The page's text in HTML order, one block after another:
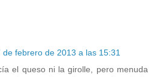
de febrero de 2013 a las 15:31
el queso ni la girolle, pero menuda